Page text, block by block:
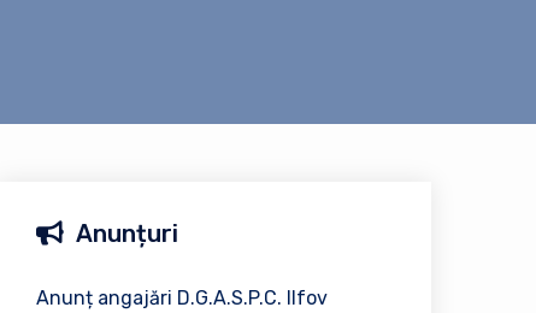
Anunțuri
Anunț angajări D.G.A.S.P.C. Ilfov